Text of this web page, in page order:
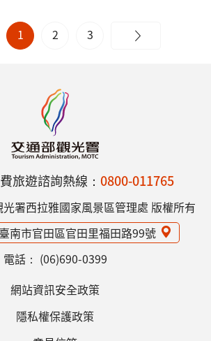
1 2 3
旅遊諮詢熱線： 0800-011765
署西拉雅國家風景區管理處 版權所有
南市官田區官田里福田路99號
電話： (06)690-0399
網站資訊安全政策
隱私權保護政策